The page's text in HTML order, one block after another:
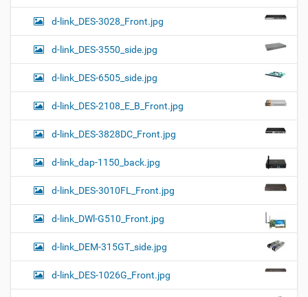
d-link_DES-3028_Front.jpg
d-link_DES-3550_side.jpg
d-link_DES-6505_side.jpg
d-link_DES-2108_E_B_Front.jpg
d-link_DES-3828DC_Front.jpg
d-link_dap-1150_back.jpg
d-link_DES-3010FL_Front.jpg
d-link_DWl-G510_Front.jpg
d-link_DEM-315GT_side.jpg
d-link_DES-1026G_Front.jpg